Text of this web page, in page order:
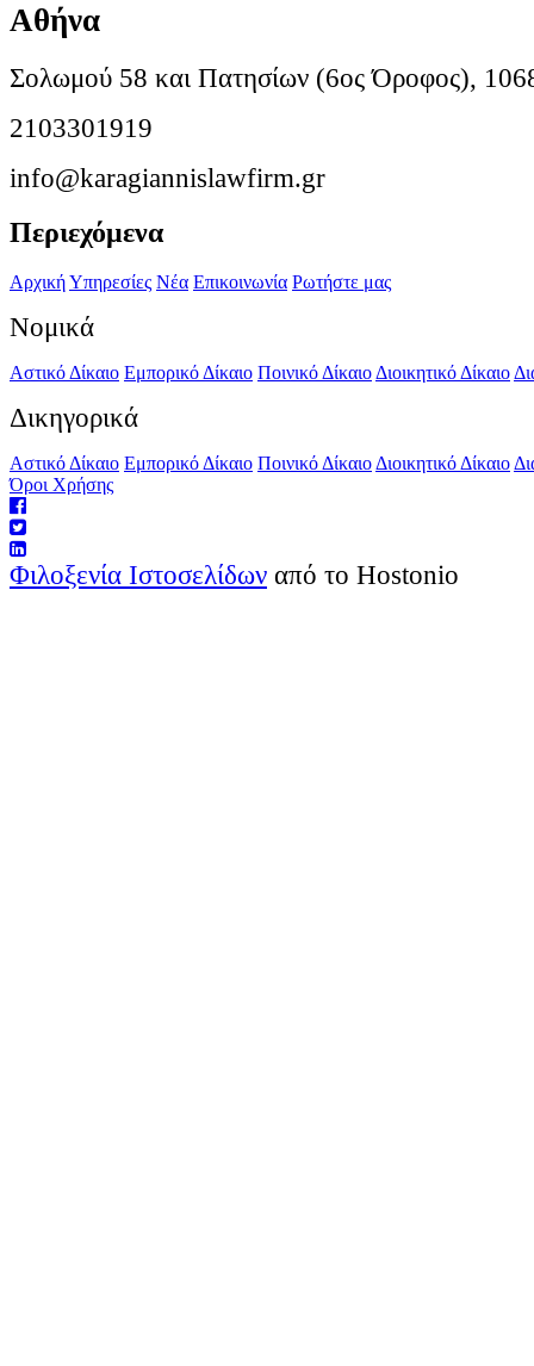
Αθήνα
Σολωμού 58 και Πατησίων (6ος Όροφος),
2103301919
info@karagiannislawfirm.gr
Περιεχόμενα
ΑρχικήΥπηρεσίες Νέα Επικοινωνία Ρωτήστε μας
Νομικά
Αστικό Δίκαιο Εμπορικό Δίκαιο Ποινικό Δίκαιο Διοικητικό Δίκαιο
Δικηγορικά
Αστικό Δίκαιο Εμπορικό Δίκαιο Ποινικό Δίκαιο Διοικητικό Δίκαιο
Όροι Χρήσης
Φιλοξενία Ιστοσελίδων από το Hostonio